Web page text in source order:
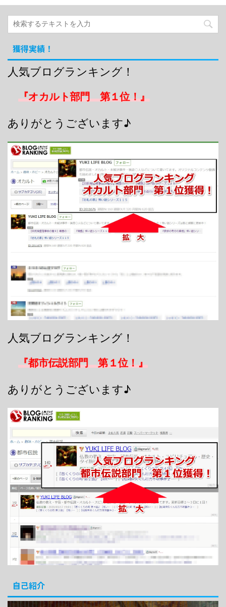
獲得実績！
人気ブログランキング！
『オカルト部門 第１位！』
ありがとうございます♪
人気ブログランキング！
『都市伝説部門 第１位！』
ありがとうございます♪
自己紹介